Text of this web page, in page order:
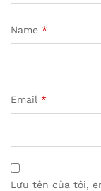
Name *
Email *
Lưu tên của tôi,